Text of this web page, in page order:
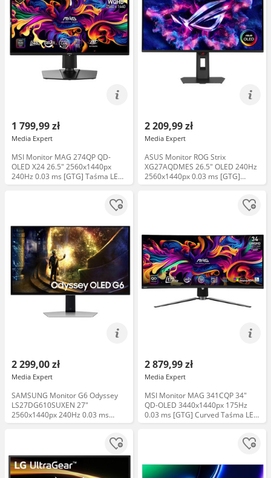
1 799,99 zł
Media Expert
MSI Monitor MAG 274QP QD-
OLED X24 26.5" 2560x1440px
240Hz 0.03 ms [GTG] Taśma LED
30% taniej Uchwyt 75zł taniej
2 209,99 zł
Media Expert
ASUS Monitor ROG Strix
XG27AQDMES 26.5" OLED 240Hz
2560x1440px 0.03 ms [GTG]
Zgarnij czek BLIK o wartości do
2 299,00 zł
Media Expert
SAMSUNG Monitor G6 Odyssey
LS27DG610SUXEN 27"
2560x1440px 240Hz 0.03 ms
[GTG] Taśma LED 30% taniej
2 879,99 zł
Media Expert
MSI Monitor MAG 341CQP 34"
QD-OLED 3440x1440px 175Hz
0.03 ms [GTG] Curved Taśma LED
30% taniej Uchwyt 75zł taniej